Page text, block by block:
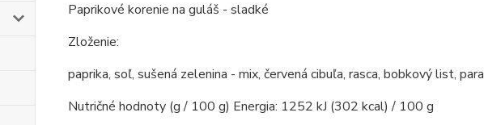
Paprikové korenie na guláš - sladké
Zloženie:
paprika, soľ, sušená zelenina - mix, červená cibuľa, rasca, bobkový list,
Nutričné ​​hodnoty (g / 100 g) Energia: 1252 kJ (302 kcal) / 100 g